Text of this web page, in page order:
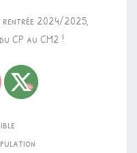
rentrée 2024/2025,
CP au CM2 !